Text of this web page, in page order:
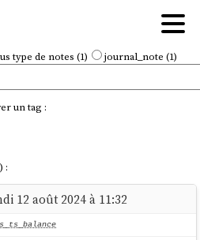
type de notes (1) journal_note (1)
un tag :
:
12 août 2024 à 11:32